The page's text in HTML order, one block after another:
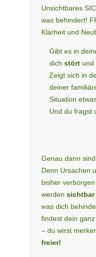
Unsichtbares
was behindert!
Klarheit und
Gibt es in
dich stört und
Zeigt sich in
deiner
Situation etwas
Und du fragst
Genau dann
Denn Ursachen
bisher verborgen
werden sichtbar
was dich
findest dein
– du wirst
freier!